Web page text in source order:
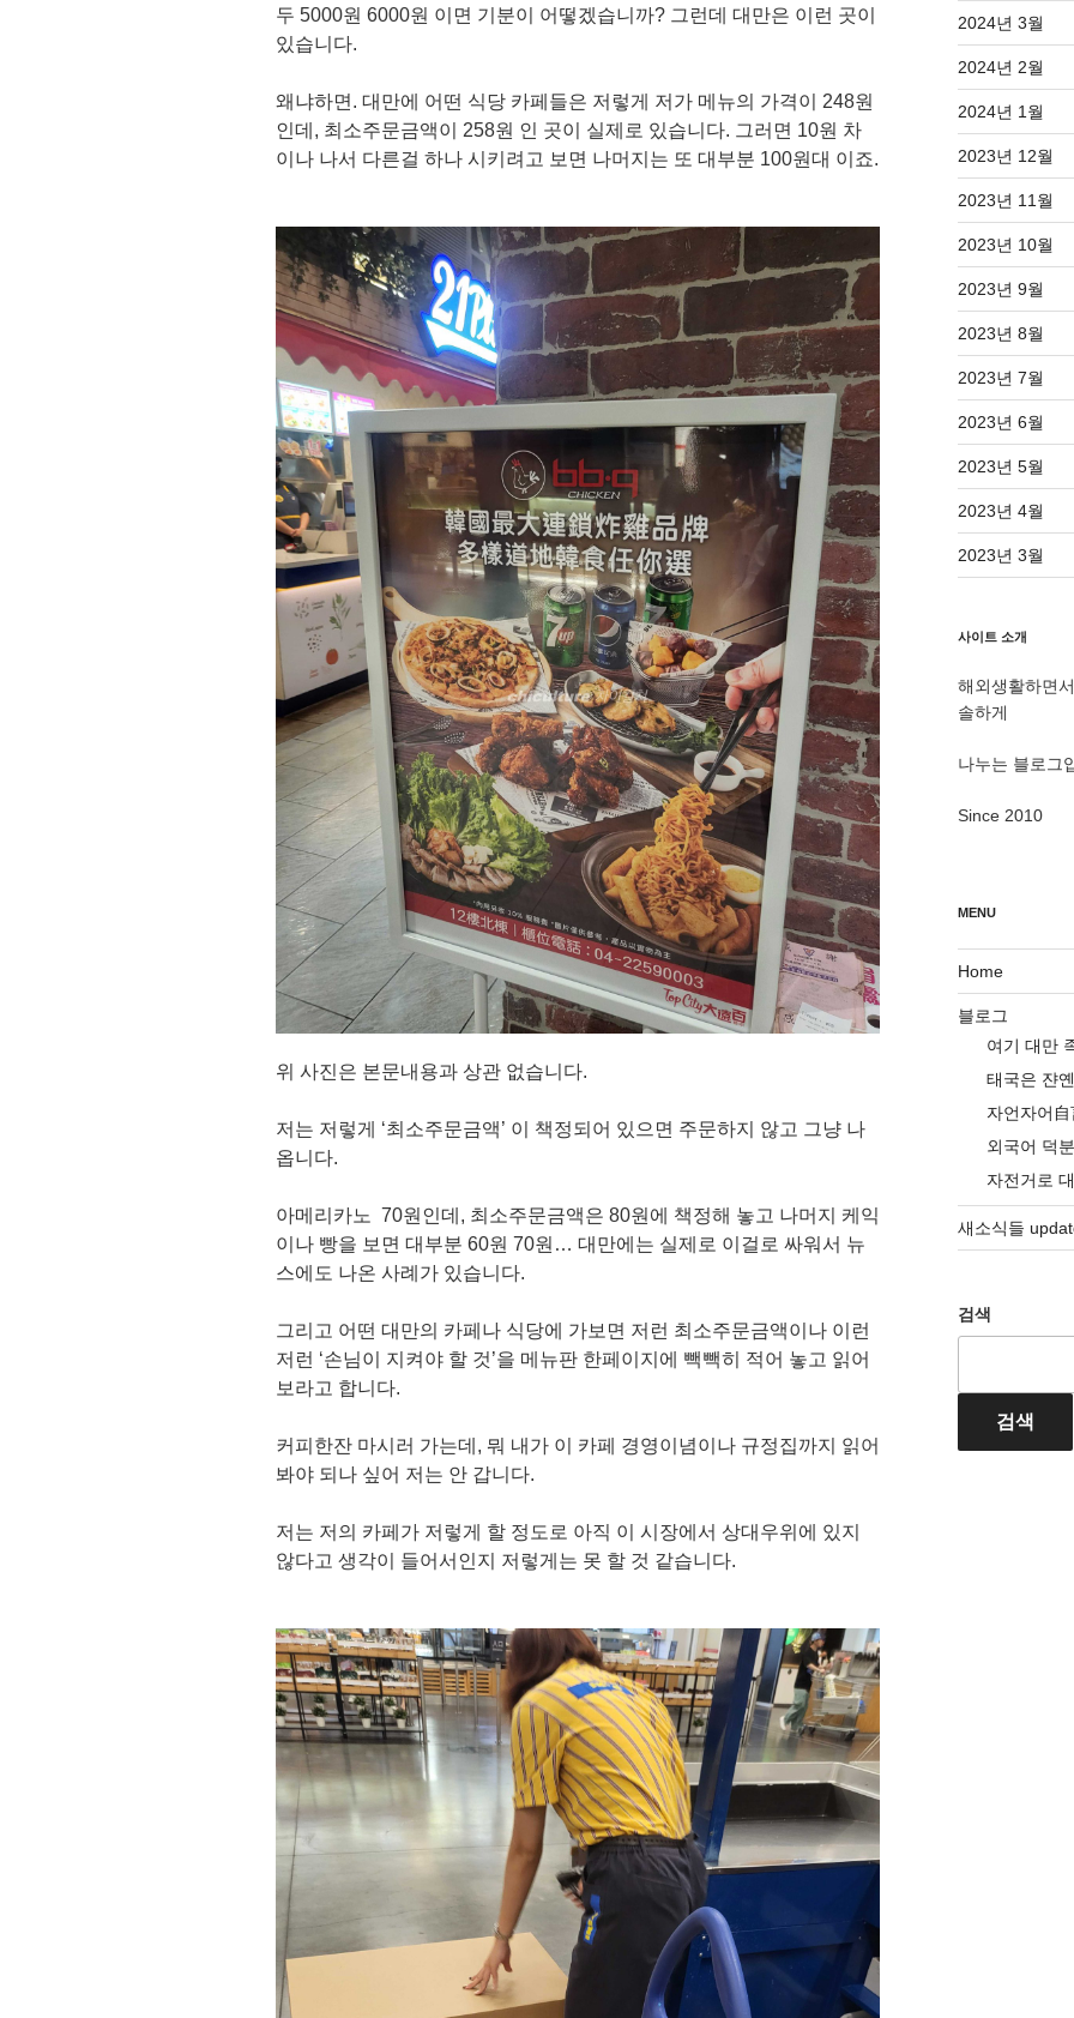
두 5000원 6000원 이면 기분이 어떻겠습니까? 그런데 대만은 이런 곳이
있습니다.
왜냐하면. 대만에 어떤 식당 카페들은 저렇게 저가 메뉴의 가격이 248원
인데, 최소주문금액이 258원 인 곳이 실제로 있습니다. 그러면 10원 차
이나 나서 다른걸 하나 시키려고 보면 나머지는 또 대부분 100원대 이죠.
위 사진은 본문내용과 상관 없습니다.
저는 저렇게 ‘최소주문금액’ 이 책정되어 있으면 주문하지 않고 그냥 나
옵니다.
아메리카노 70원인데, 최소주문금액은 80원에 책정해 놓고 나머지 케익
이나 빵을 보면 대부분 60원 70원… 대만에는 실제로 이걸로 싸워서 뉴
스에도 나온 사례가 있습니다.
그리고 어떤 대만의 카페나 식당에 가보면 저런 최소주문금액이나 이런
저런 ‘손님이 지켜야 할 것’을 메뉴판 한페이지에 빽빽히 적어 놓고 읽어
보라고 합니다.
커피한잔 마시러 가는데, 뭐 내가 이 카페 경영이념이나 규정집까지 읽어
봐야 되나 싶어 저는 안 갑니다.
저는 저의 카페가 저렇게 할 정도로 아직 이 시장에서 상대우위에 있지
않다고 생각이 들어서인지 저렇게는 못 할 것 같습니다.
2024년 3월
2024년 2월
2024년 1월
2023년 12월
2023년 11월
2023년 10월
2023년 9월
2023년 8월
2023년 7월
2023년 6월
2023년 5월
2023년 4월
2023년 3월
사이트 소개
해외생활하면
솔하게
나누는 블로그
Since 2010
MENU
Home
블로그
여기 대만
태국은 쟌
자언자어
외국어 덕
자전거로
새소식들
검색
검색